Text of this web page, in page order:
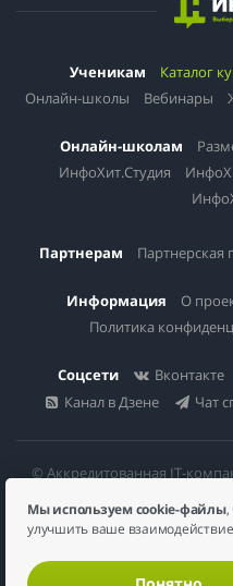
Ученикам Каталог
Онлайн-школы
Вебинары
Онлайн-школам
ИнфоХит.Студия
Партнерам Партнерская
Информация О
Политика
Соцсети Вконтакте
Канал в Дзене
Чат
© Аккредитованная IT-
Общество с
624446, Россия,
ИНН 6617023200 | КПП
Мы используем cookie-файлы,
улучшить ваше